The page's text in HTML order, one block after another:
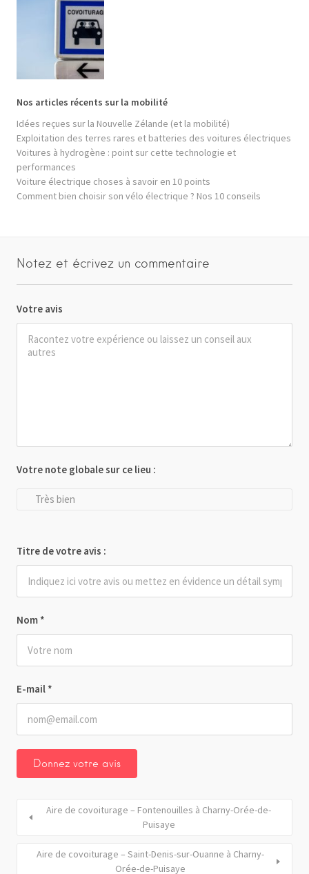
Nos articles récents sur la mobilité
Idées reçues sur la Nouvelle Zélande (et la mobilité)
Exploitation des terres rares et batteries des voitures électriques
Voitures à hydrogène : point sur cette technologie et
performances
Voiture électrique choses à savoir en 10 points
Comment bien choisir son vélo électrique ? Nos 10 conseils
Notez et écrivez un commentaire
Votre avis
Nom *
E-mail *
Votre note globale sur ce lieu :
Très bien
Titre de votre avis :
Aire de covoiturage – Fontenouilles à Charny-Orée-de-
Puisaye
Aire de covoiturage – Saint-Denis-sur-Ouanne à Charny-
Orée-de-Puisaye